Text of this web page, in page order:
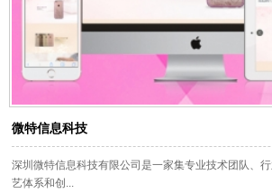
微特信息科技
深圳微特信息科技有限公司是一家集专业技术团队、
艺体系和创...